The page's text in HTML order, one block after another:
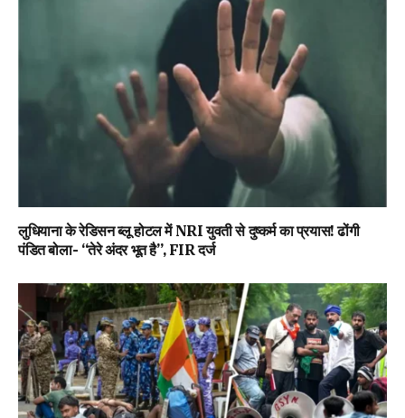
लुधियाना के रेडिसन ब्लू होटल में NRI युवती से दुष्कर्म का प्रयास! ढोंगी
पंडित बोला- “तेरे अंदर भूत है”, FIR दर्ज